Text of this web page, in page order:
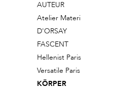
AUTEUR
Atelier Materi
D'ORSAY
FASCENT
Hellenist Paris
Versatile Paris
KÖRPER